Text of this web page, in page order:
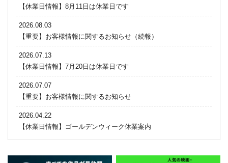
【休業日情報】8月11日は休業日です
2026.08.03
【重要】お客様情報に関するお知らせ（続報）
2026.07.13
【休業日情報】7月20日は休業日です
2026.07.07
【重要】お客様情報に関するお知らせ
2026.04.22
【休業日情報】ゴールデンウィーク休業案内